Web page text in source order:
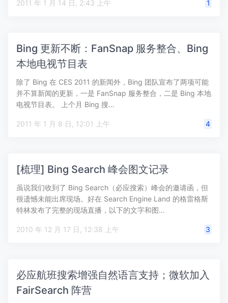
2011 年 1 月 14 日, 2:43 上午 1
Bing 更新不断：FanSnap 服务整合、Bing
本地电视节目表
除了 Bing 在 CES 2011 的新闻外，Bing 团队宣布了两项可能
并不算新闻的更新，一是 FanSnap 服务整合，二是 Bing 本地
电视节目表。 上个月 Bing 搜…
2011 年 1 月 8 日, 12:01 上午 4
[梳理] Bing Search 峰会图文记录
虽说我们收到了 Bing Search（必应搜索）峰会的邀请函，但
很遗憾未能出席现场。好在 Search Engine Land 的格雷格斯
特林发布了完整的现场直播，以下的文字和图…
2010 年 12 月 17 日, 12:38 上午 3
必应航班搜索增强自然语言支持；微软加入
FairSearch 阵营